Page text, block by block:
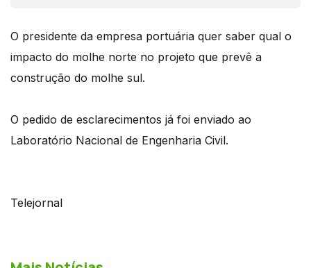
O presidente da empresa portuária quer saber qual o
impacto do molhe norte no projeto que prevê a
construção do molhe sul.
O pedido de esclarecimentos já foi enviado ao
Laboratório Nacional de Engenharia Civil.
Telejornal